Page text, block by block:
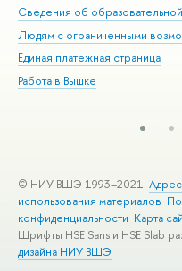
Сведения об
Людям с ограниченными
Единая платежная страница
Работа в Вышке
© НИУ ВШЭ 1993–2021
использования материалов
конфиденциальности Карта
Шрифты HSE Sans и HSE Slab
дизайна НИУ ВШЭ